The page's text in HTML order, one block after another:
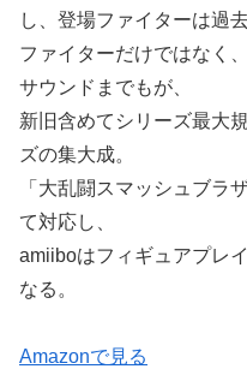
し、登場ファイターは過
ファイターだけではなく
サウンドまでもが、
新旧含めてシリーズ最大
ズの集大成。
「大乱闘スマッシュブラ
て対応し、
amiiboはフィギュアプレ
なる。
Amazonで見る